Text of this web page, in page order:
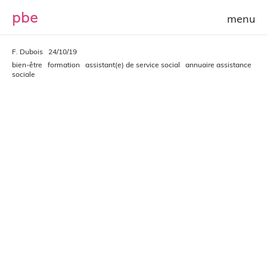
pbe
F. Dubois
24/10/19
bien-être
formation assistant(e) de service social
annuaire assistance
sociale